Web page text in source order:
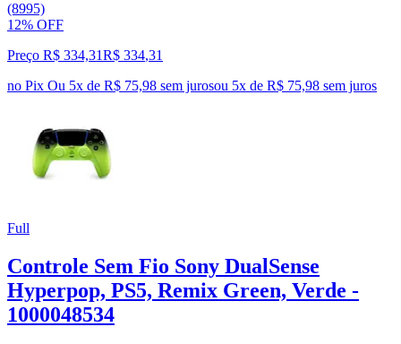
(8995)
12% OFF
Preço R$ 334,31R$ 334,31
no Pix Ou 5x de R$ 75,98 sem jurosou 5x de R$ 75,98 sem juros
Full
Controle Sem Fio Sony DualSense
Hyperpop, PS5, Remix Green, Verde -
1000048534